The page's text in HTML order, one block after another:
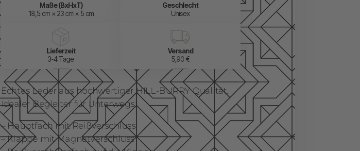
Maße (BxHxT)
18,5 cm × 23 cm × 5 cm
Geschlecht
Unisex
Lieferzeit
3-4 Tage
Versand
5,90 €
Echtes Leder aus hochwertiger HILL-BURRY Qualität.
Idealer Begleiter für Unterwegs!
– Hauptfach mit Reißverschluss
– Klappe mit Magnetverschluss